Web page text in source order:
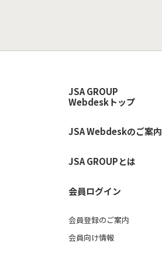
JSA GROUP
Webdeskトップ
JSA Webdeskのご案内
JSA GROUPとは
会員ログイン
会員登録のご案内
会員向け情報